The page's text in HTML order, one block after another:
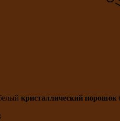
кристаллический порошок